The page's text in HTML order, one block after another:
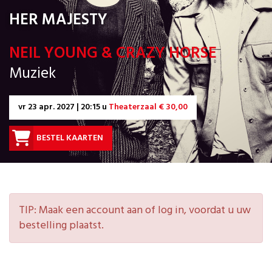
HER MAJESTY
NEIL YOUNG & CRAZY HORSE
Muziek
vr 23 apr. 2027 | 20:15 u Theaterzaal € 30,00
BESTEL KAARTEN
TIP: Maak een account aan of log in, voordat u uw
bestelling plaatst.